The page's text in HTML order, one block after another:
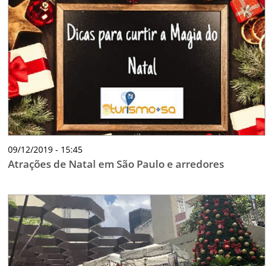
09/12/2019 - 15:45
Atrações de Natal em São Paulo e arredores